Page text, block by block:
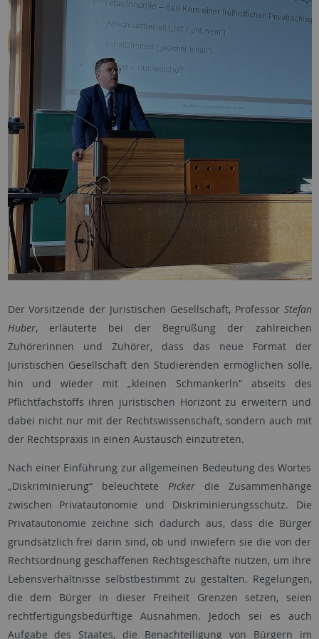
Der Vorsitzende der Juristischen Gesellschaft, ProfessorStefan
Huber, erläuterte bei der Begrüßung der zahlreichen
Zuhörerinnen und Zuhörer, dass das neue Format der
Juristischen Gesellschaft den Studierenden ermöglichen solle,
hin und wieder mit „kleinen Schmankerln“ abseits des
Pflichtfachstoffs ihren juristischen Horizont zu erweitern und
dabei nicht nur mit der Rechtswissenschaft, sondern auch mit
der Rechtspraxis in einen Austausch einzutreten.
Nach einer Einführung zur allgemeinen Bedeutung des Wortes
„Diskriminierung“ beleuchtete Pickerdie Zusammenhänge
zwischen Privatautonomie und Diskriminierungsschutz. Die
Privatautonomie zeichne sich dadurch aus, dass die Bürger
grundsätzlich frei darin sind, ob und inwiefern sie die von der
Rechtsordnung geschaffenen Rechtsgeschäfte nutzen, um ihre
Lebensverhältnisse selbstbestimmt zu gestalten. Regelungen,
die dem Bürger in dieser Freiheit Grenzen setzen, seien
rechtfertigungsbedürftige Ausnahmen. Jedoch sei es auch
Aufgabe des Staates, die Benachteiligung von Bürgern im